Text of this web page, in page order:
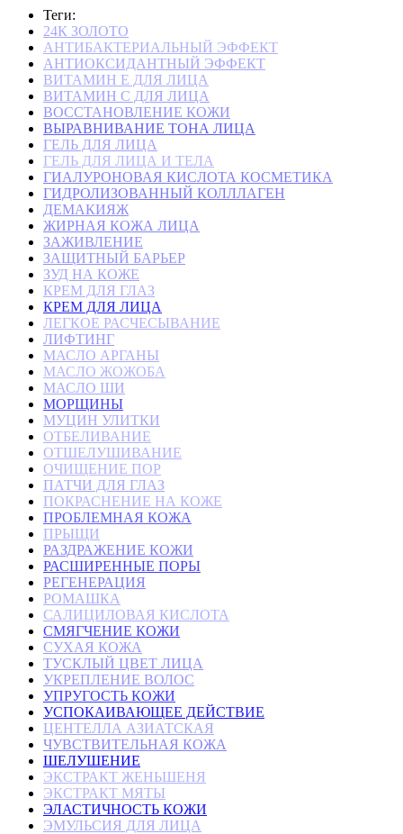
Теги:
24К ЗОЛОТО
АНТИБАКТЕРИАЛЬНЫЙ ЭФФЕКТ
АНТИОКСИДАНТНЫЙ ЭФФЕКТ
ВИТАМИН Е ДЛЯ ЛИЦА
ВИТАМИН С ДЛЯ ЛИЦА
ВОССТАНОВЛЕНИЕ КОЖИ
ВЫРАВНИВАНИЕ ТОНА ЛИЦА
ГЕЛЬ ДЛЯ ЛИЦА
ГЕЛЬ ДЛЯ ЛИЦА И ТЕЛА
ГИАЛУРОНОВАЯ КИСЛОТА КОСМЕТИКА
ГИДРОЛИЗОВАННЫЙ КОЛЛЛАГЕН
ДЕМАКИЯЖ
ЖИРНАЯ КОЖА ЛИЦА
ЗАЖИВЛЕНИЕ
ЗАЩИТНЫЙ БАРЬЕР
ЗУД НА КОЖЕ
КРЕМ ДЛЯ ГЛАЗ
КРЕМ ДЛЯ ЛИЦА
ЛЕГКОЕ РАСЧЕСЫВАНИЕ
ЛИФТИНГ
МАСЛО АРГАНЫ
МАСЛО ЖОЖОБА
МАСЛО ШИ
МОРЩИНЫ
МУЦИН УЛИТКИ
ОТБЕЛИВАНИЕ
ОТШЕЛУШИВАНИЕ
ОЧИЩЕНИЕ ПОР
ПАТЧИ ДЛЯ ГЛАЗ
ПОКРАСНЕНИЕ НА КОЖЕ
ПРОБЛЕМНАЯ КОЖА
ПРЫЩИ
РАЗДРАЖЕНИЕ КОЖИ
РАСШИРЕННЫЕ ПОРЫ
РЕГЕНЕРАЦИЯ
РОМАШКА
САЛИЦИЛОВАЯ КИСЛОТА
СМЯГЧЕНИЕ КОЖИ
СУХАЯ КОЖА
ТУСКЛЫЙ ЦВЕТ ЛИЦА
УКРЕПЛЕНИЕ ВОЛОС
УПРУГОСТЬ КОЖИ
УСПОКАИВАЮЩЕЕ ДЕЙСТВИЕ
ЦЕНТЕЛЛА АЗИАТСКАЯ
ЧУВСТВИТЕЛЬНАЯ КОЖА
ШЕЛУШЕНИЕ
ЭКСТРАКТ ЖЕНЬШЕНЯ
ЭКСТРАКТ МЯТЫ
ЭЛАСТИЧНОСТЬ КОЖИ
ЭМУЛЬСИЯ ДЛЯ ЛИЦА